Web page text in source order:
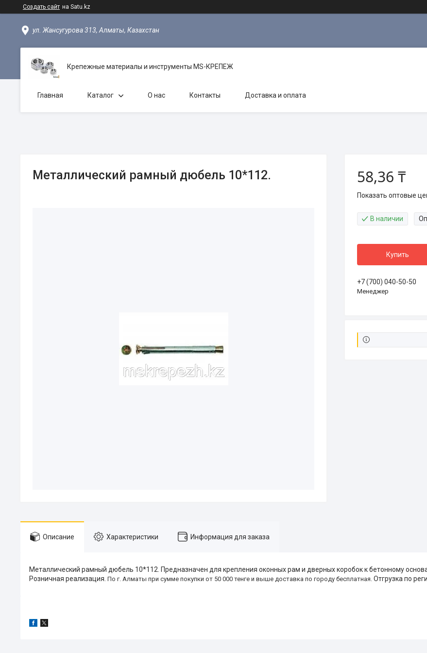
Создать сайт на Satu.kz
ул. Жансугурова 313, Алматы, Казахстан
Крепежные материалы и инструменты MS-КРЕПЕЖ
Главная Каталог О нас Контакты Доставка и оплата
Металлический рамный дюбель 10*112. 58,36 ₸
Показать оптовые
В наличии
Купить
+7 (700) 040-50-50
Менеджер
Описание Характеристики Информация для заказа
Металлический рамный дюбель 10*112. Предназначен для крепления оконных рам и дверных коробок к бетонному
Розничная реализация. По г. Алматы при сумме покупки от 50 000 тенге и выше доставка по городу бесплатная. Отгрузка по